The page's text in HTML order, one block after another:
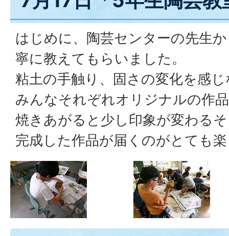
はじめに、陶芸センターの先生
寧に教えてもらいました。
粘土の手触り、固さの変化を感
みんなそれぞれオリジナルの作
焼きあがると少し印象が変わる
完成した作品が届くのがとても